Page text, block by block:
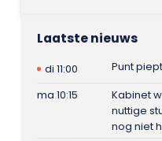
Laatste nieuws
di 11:00
Punt
ma 10:15
Kabinet
nuttige
nog niet